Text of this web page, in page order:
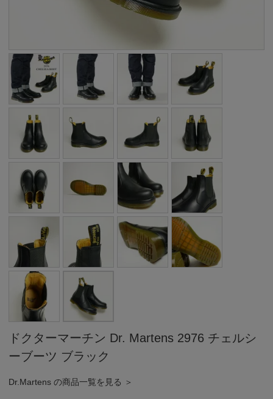
ドクターマーチン Dr. Martens 2976 チェルシ
ーブーツ ブラック
Dr.Martens の商品一覧を見る ＞